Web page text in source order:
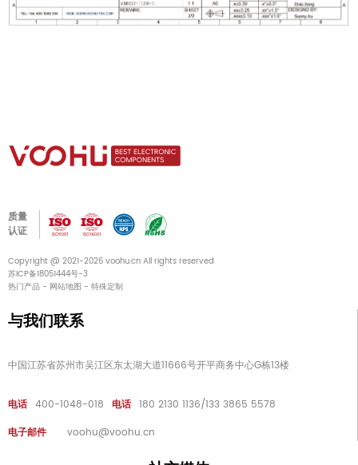
质量
认证
Copyright @ 2021-2026 voohu.cn All rights reserved
苏ICP备18051444号-3
热门产品 - 网站地图 - 特殊定制
与我们联系
中国江苏省苏州市吴江区东太湖大道11666号开平商务中心G栋13楼
电话 400-1048-018 电话 180 2130 1136/133 3865 5578
电子邮件
voohu@voohu.cn